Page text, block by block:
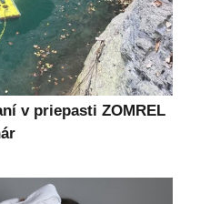
v priepasti ZOMREL